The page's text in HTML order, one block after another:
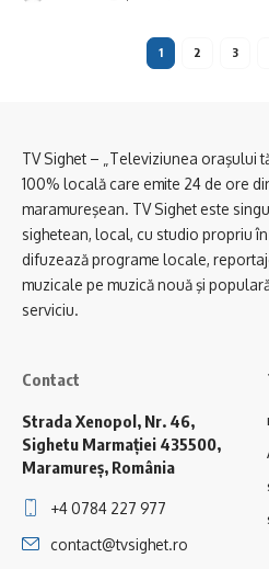
1 2 3
TV Sighet – „Televiziunea oraşului
100% locală care emite 24 de ore
maramureşean. TV Sighet este
sighetean, local, cu studio propriu
difuzează programe locale,
muzicale pe muzică nouă şi
serviciu.
Contact
Strada Xenopol, Nr. 46,
Sighetu Marmației 435500,
Maramureș, România
+4 0784 227 977
contact@tvsighet.ro